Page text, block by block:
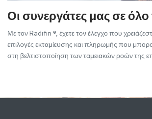
Οι συνεργάτες μας σε
Με τον Radifin ®, έχετε τον έλεγχο που
επιλογές εκταμίευσης και πληρωμής που
στη βελτιστοποίηση των ταμειακών ροών της